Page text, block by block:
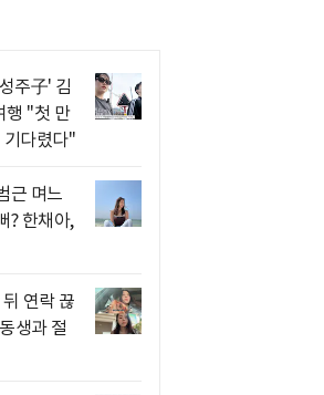
주子' 김
행 "첫 만
기다렸다"
근 며느
? 한채아,
연락 끊
생과 절